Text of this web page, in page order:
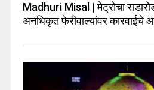
Madhuri Misal | मेट्रोचा
अनधिकृत फेरीवाल्यांवर कारवाईचे